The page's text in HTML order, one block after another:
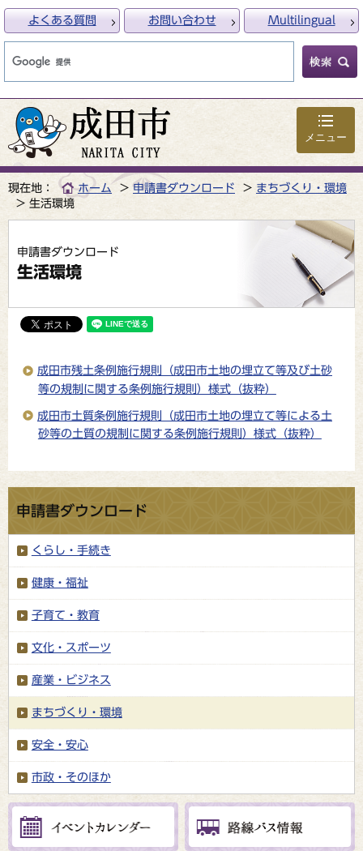
メニュー
よくある質問 お問い合わせ Multilingual
現在地： ホーム 申請書ダウンロード
まちづくり・環境
生活環境
申請書ダウンロード
生活環境
成田市残土条例施行規則（成田市土地の埋立て等及び土砂
等の規制に関する条例施行規則）様式（抜粋）
成田市土質条例施行規則（成田市土地の埋立て等による土
砂等の土質の規制に関する条例施行規則）様式（抜粋）
申請書ダウンロード
くらし・手続き
健康・福祉
子育て・教育
文化・スポーツ
産業・ビジネス
まちづくり・環境
安全・安心
市政・そのほか